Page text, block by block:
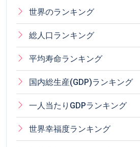
世界のランキング
総人口ランキング
平均寿命ランキング
国内総生産(GDP)ランキング
一人当たりGDPランキング
世界幸福度ランキング